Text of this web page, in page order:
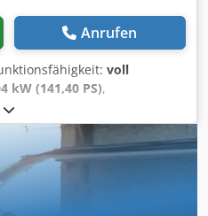
Anrufen
voll
kW (141,40 PS),
3.735 h, Betriebsdruck:12
APP402997, -
Ameu A Tq Hj Hef -
- Höhenverstellbare
oder PKW-